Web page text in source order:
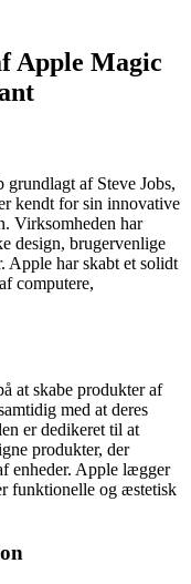
Apple Magic
af Steve Jobs,
kendt for sin innovative
Virksomheden har
design, brugervenlige
Apple har skabt et solidt
computere,
at skabe produkter af
med at deres
er dedikeret til at
produkter, der
enheder. Apple lægger
funktionelle og æstetisk